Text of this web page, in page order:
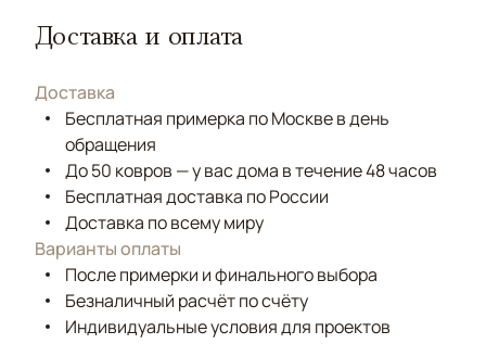
Доставка и оплата
Доставка
Бесплатная примерка по Москве в день
обращения
До 50 ковров — у вас дома в течение 48 часов
Бесплатная доставка по России
Доставка по всему миру
Варианты оплаты
После примерки и финального выбора
Безналичный расчёт по счёту
Индивидуальные условия для проектов